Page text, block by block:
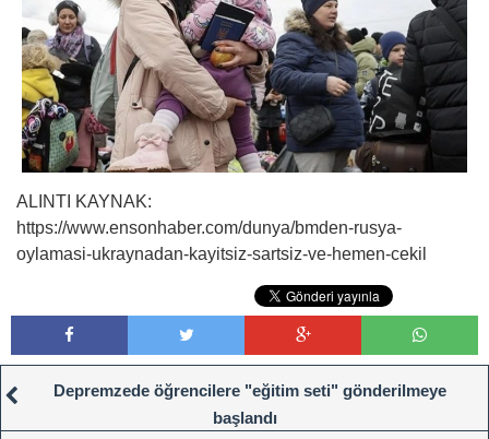
ALINTI KAYNAK:
https://www.ensonhaber.com/dunya/bmden-rusya-
oylamasi-ukraynadan-kayitsiz-sartsiz-ve-hemen-cekil
Depremzede öğrencilere "eğitim seti" gönderilmeye
başlandı